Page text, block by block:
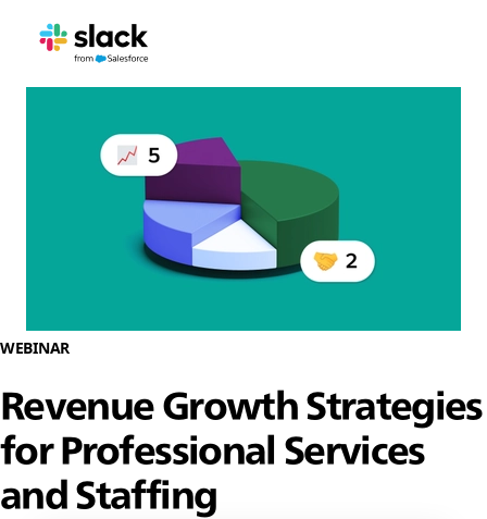
WEBINAR
Revenue Growth Strategies
for Professional Services
and Staffing